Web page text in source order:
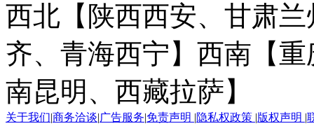
西北【陕西西安、甘肃
齐、青海西宁】 西南【
南昆明、西藏拉萨】
关于我们|商务洽谈|广告服务|免责声明 |隐私权政策 |版权声明 |